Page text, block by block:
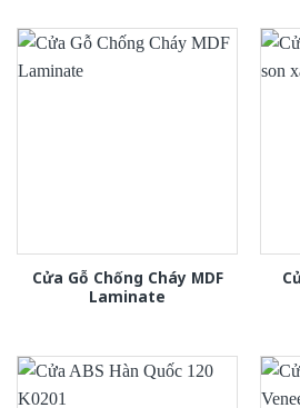
Cửa Gỗ Chống Cháy MDF
Laminate